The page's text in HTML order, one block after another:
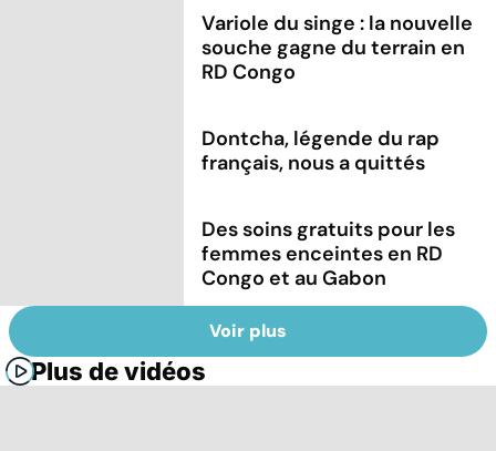
Variole du singe : la nouvelle
souche gagne du terrain en
RD Congo
Dontcha, légende du rap
français, nous a quittés
Des soins gratuits pour les
femmes enceintes en RD
Congo et au Gabon
Voir plus
Plus de vidéos